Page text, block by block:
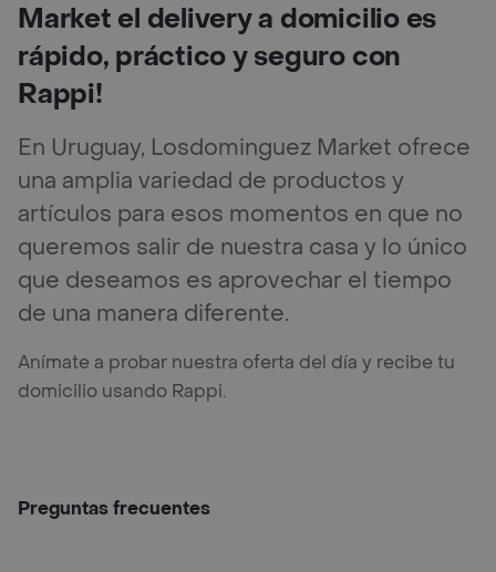
Market el delivery a domicilio es
rápido, práctico y seguro con
Rappi!
En Uruguay, Losdominguez Market ofrece
una amplia variedad de productos y
artículos para esos momentos en que no
queremos salir de nuestra casa y lo único
que deseamos es aprovechar el tiempo
de una manera diferente.
Anímate a probar nuestra oferta del día y recibe tu
domicilio usando Rappi.
Preguntas frecuentes